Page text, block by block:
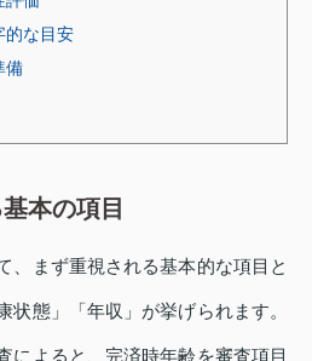
的な目安
備
本の項目
、まず重視される基本的な項目と
状態」「年収」が挙げられます。
によると、完済時年齢を審査項目